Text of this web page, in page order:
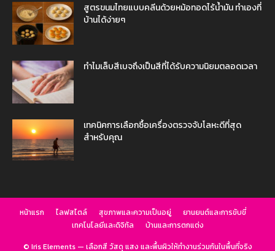
สูตรขนมไทยแบบคลีนด้วยหม้อทอดไร้น้ำมัน ทำเองที่
บ้านได้ง่ายๆ
ทำไมเล็บสีเบจถึงเป็นสีที่ได้รับความนิยมตลอดเวลา
เทคนิคการเลือกซื้อเครื่องตรวจจับโลหะดีที่สุด
สำหรับคุณ
หน้าแรก ไลฟสไตล์ สุขภาพและความเป็นอยู่
ยานยนต์และการขับขี่
เทคโนโลยีและดิจิทัล
บ้านและการตกแต่ง
© Iris Elements — เลือกสี วัสดุ แสง และพื้นผิวให้ทำงานร่วมกันในพื้นที่จริง